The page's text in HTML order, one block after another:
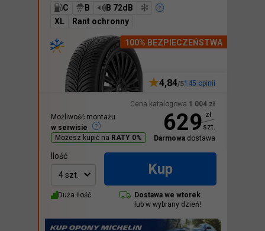
100% BEZPIECZEŃSTWA
C
B
B 72dB
XL
Rant ochronny
Cena katalogowa 1 004 zł
629 zł
szt.
Darmowa dostawa
4,84/5145 opinii
Możliwość montażu
w serwisie
Możesz kupić na RATY 0%
Ilość
4 szt.
Kup
Duża ilość Dostawa we wtorek
lub w wybrany dzień!